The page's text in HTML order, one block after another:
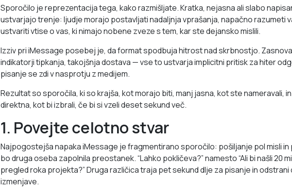
Sporočilo je reprezentacija tega, kako razmišljate. Kratka, nejasna ali slabo
ustvarjajo trenje: ljudje morajo postavljati nadaljnja vprašanja, napačno razumeti
ustvariti vtise o vas, ki nimajo nobene zveze s tem, kar ste dejansko mislili.
Izziv pri iMessage posebej je, da format spodbuja hitrost nad skrbnostjo.
indikatorji tipkanja, takojšnja dostava — vse to ustvarja implicitni pritisk za hiter
pisanje se zdi v nasprotju z medijem.
Rezultat so sporočila, ki so krajša, kot morajo biti, manj jasna, kot ste nameravali,
direktna, kot bi izbrali, če bi si vzeli deset sekund več.
1. Povejte celotno stvar
Najpogostejša napaka iMessage je fragmentirano sporočilo: pošiljanje pol misli
bo druga oseba zapolnila preostanek. “Lahko pokličeva?” namesto “Ali bi našli 20
pregled roka projekta?” Druga različica traja pet sekund dlje za pisanje in
izmenjave.